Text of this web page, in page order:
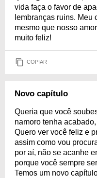
vida faça o favor de
lembranças ruins. Meu
mesmo que nosso
muito feliz!
COPIAR
Novo capítulo
Queria que você
namoro tenha
Quero ver você feliz e
assim como vou
por aí, não se acanhe
porque você sempre
Temos um novo